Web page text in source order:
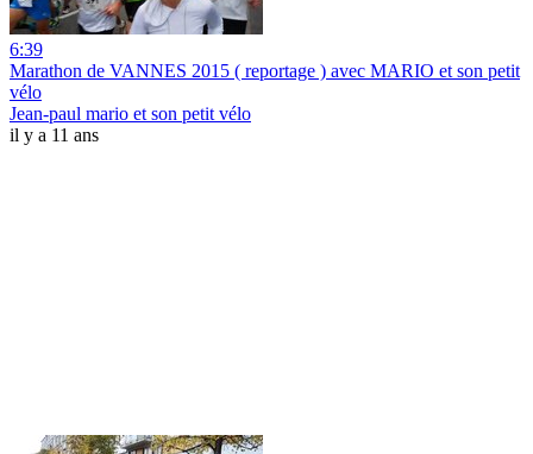
6:39
Marathon de VANNES 2015 ( reportage ) avec MARIO et son petit
vélo
Jean-paul mario et son petit vélo
il y a 11 ans